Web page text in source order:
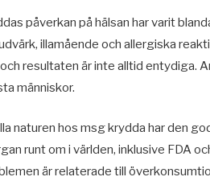
påverkan på hälsan har varit
illamående och allergiska
resultaten är inte alltid entydiga.
människor.
naturen hos msg krydda har den
runt om i världen, inklusive FDA
är relaterade till